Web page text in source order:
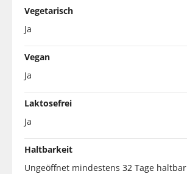
Vegetarisch
Ja
Vegan
Ja
Laktosefrei
Ja
Haltbarkeit
Ungeöffnet mindestens 32 Tage haltbar